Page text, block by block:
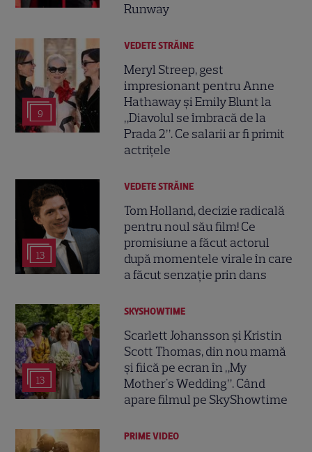
Runway
9
VEDETE STRĂINE
Meryl Streep, gest
impresionant pentru Anne
Hathaway și Emily Blunt la
„Diavolul se îmbracă de la
Prada 2”. Ce salarii ar fi primit
actrițele
13
VEDETE STRĂINE
Tom Holland, decizie radicală
pentru noul său film! Ce
promisiune a făcut actorul
după momentele virale în care
a făcut senzație prin dans
13
SKYSHOWTIME
Scarlett Johansson și Kristin
Scott Thomas, din nou mamă
și fiică pe ecran în „My
Mother's Wedding”. Când
apare filmul pe SkyShowtime
PRIME VIDEO